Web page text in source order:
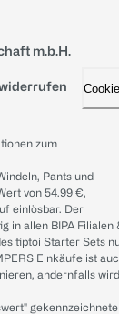
m.b.H.
zum
Pants und
von 54.99 €,
einlösbar. Der
in allen BIPA Filialen
tiptoi Starter Sets
Einkäufe ist
andernfalls wird
gekennzeichnete